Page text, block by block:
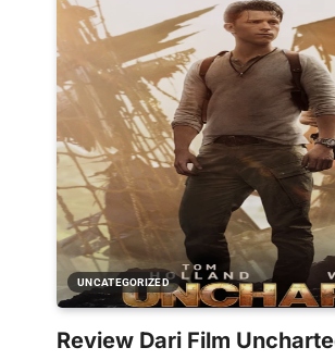
UNCATEGORIZED
Review Dari Film